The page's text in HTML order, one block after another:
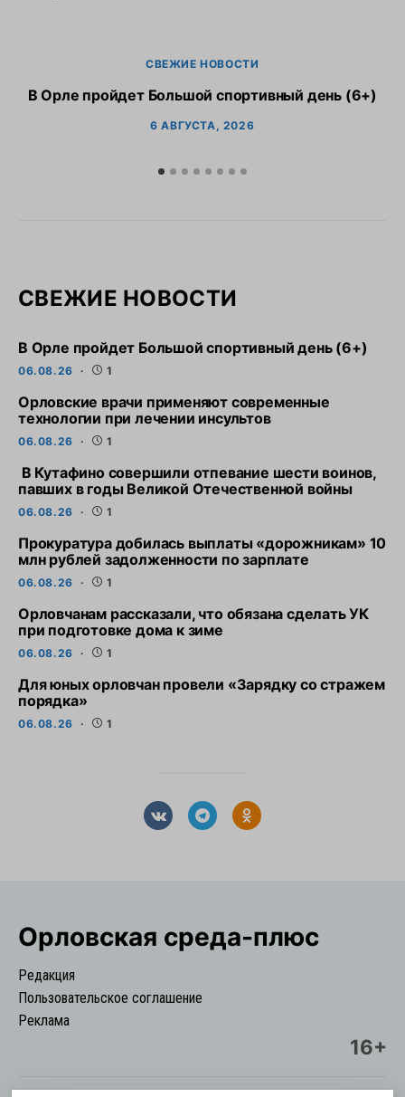
СВЕЖИЕ НОВОСТИ
В Орле пройдет Большой спортивный день (6+)
6 АВГУСТА, 2026
СВЕЖИЕ НОВОСТИ
В Орле пройдет Большой спортивный день (6+)
06.08.26 1
Орловские врачи применяют современные
технологии при лечении инсультов
06.08.26 1
В Кутафино совершили отпевание шести воинов,
павших в годы Великой Отечественной войны
06.08.26 1
Прокуратура добилась выплаты «дорожникам» 10
млн рублей задолженности по зарплате
06.08.26 1
Орловчанам рассказали, что обязана сделать УК
при подготовке дома к зиме
06.08.26 1
Для юных орловчан провели «Зарядку со стражем
порядка»
06.08.26 1
Орловская cреда-плюс
Редакция
Пользовательское соглашение
Реклама
16+